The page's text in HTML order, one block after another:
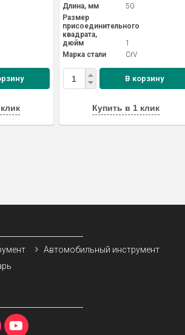
Длина, мм
50
Размер
присоединительного
квадрата,
дюйм
1
Марка стали
CrV
В корзину
Купить в 1 клик
Автомобильный инструмент